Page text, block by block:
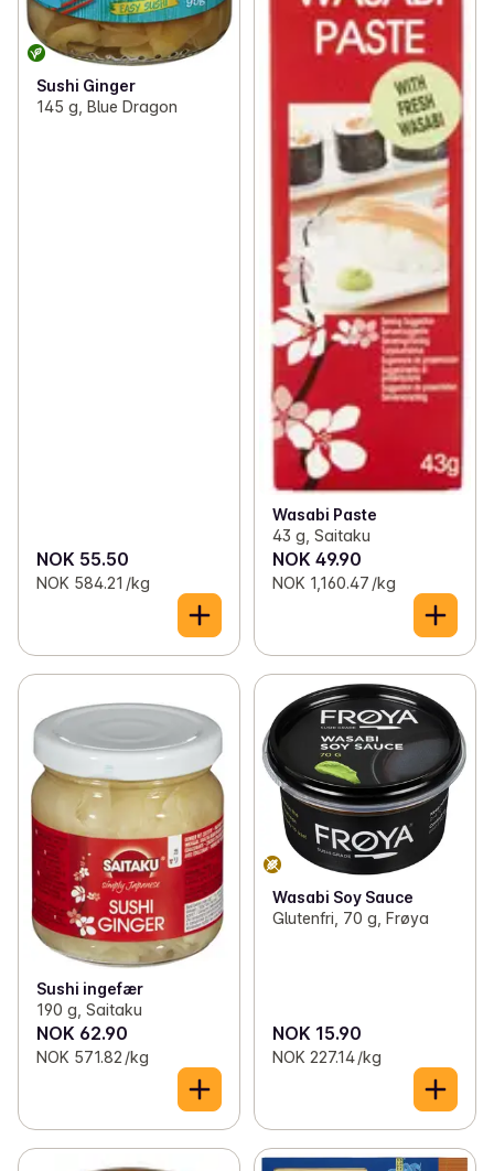
Sushi Ginger
145 g, Blue Dragon
NOK 55.50
NOK 584.21 /kg
Wasabi Paste
43 g, Saitaku
NOK 49.90
NOK 1,160.47 /kg
Sushi ingefær
190 g, Saitaku
NOK 62.90
NOK 571.82 /kg
Wasabi Soy Sauce
Glutenfri, 70 g, Frøya
NOK 15.90
NOK 227.14 /kg